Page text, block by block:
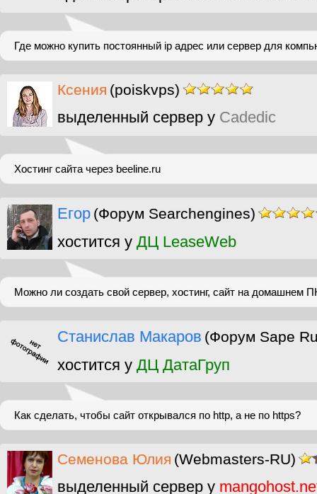
Где можно купить постоянный ip адрес или сервер для
Ксения (poiskvps)
выделенный сервер у Cadedic
Хостинг сайта через beeline.ru
Егор (Форум Searchengines)
хостится у ДЦ LeaseWeb
Можно ли создать свой сервер, хостинг, сайт на
Станислав Макаров (Форум Sape
хостится у ДЦ ДатаГруп
Как сделать, чтобы сайт открывался по http, а не по https?
Cеменова Юлия (Webmasters-RU)
выделенный сервер у